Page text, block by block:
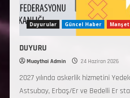
Duyurular Güncel Haber
DUYURU
Muaythai Admin 24 Haziran 2026
2027 yılında askerlik hizmetini
Astsubay, Erbaş/Er ve Bedelli Er